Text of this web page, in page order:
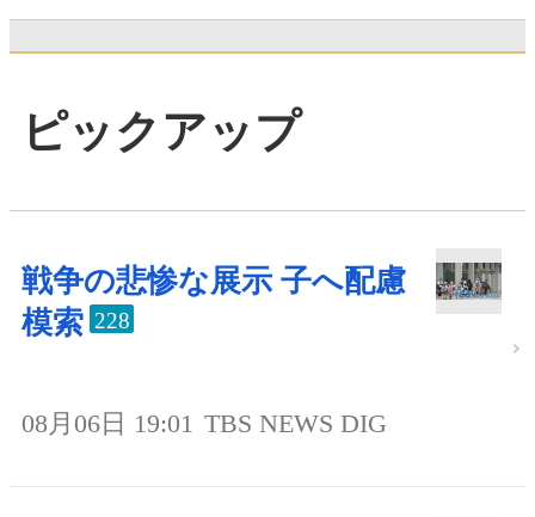
ピックアップ
戦争の悲惨な展示 子へ配慮
模索 228
08月06日 19:01 TBS NEWS DIG